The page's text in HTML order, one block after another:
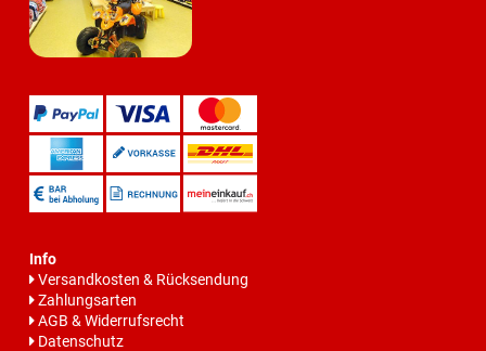
Info
Versandkosten & Rücksendung
Zahlungsarten
AGB & Widerrufsrecht
Datenschutz